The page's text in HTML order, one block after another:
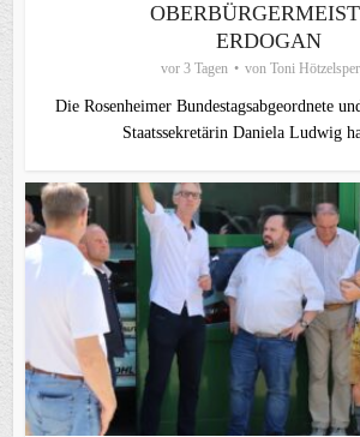
ERDOGAN
vor 3 Tagen von Toni
Die Rosenheimer Bundestagsabgeordnete
Staatssekretärin Daniela Ludwig